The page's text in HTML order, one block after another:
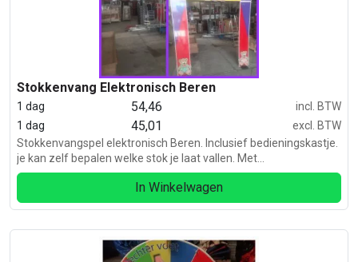
Stokkenvang Elektronisch Beren
1 dag 54,46
incl. BTW
1 dag
45,01
excl. BTW
Stokkenvangspel elektronisch Beren. Inclusief bedieningskastje.
je kan zelf bepalen welke stok je laat vallen. Met
decoratiepanelen in het thema Beren. Inclusief 8 stokken
In Winkelwagen